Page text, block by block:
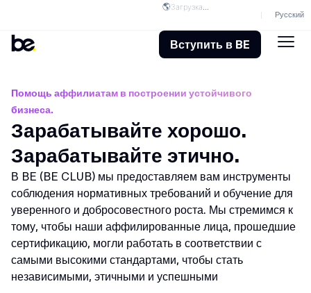
Русский
🌎Загрузка...
Вступить в BE
Помощь аффилиатам в построении устойчивого
бизнеса.
Зарабатывайте хорошо.
Зарабатывайте этично.
В BE (BE CLUB) мы предоставляем вам инструменты
соблюдения нормативных требований и обучение для
уверенного и добросовестного роста. Мы стремимся к
тому, чтобы наши аффилированные лица, прошедшие
сертификацию, могли работать в соответствии с
самыми высокими стандартами, чтобы стать
независимыми, этичными и успешными